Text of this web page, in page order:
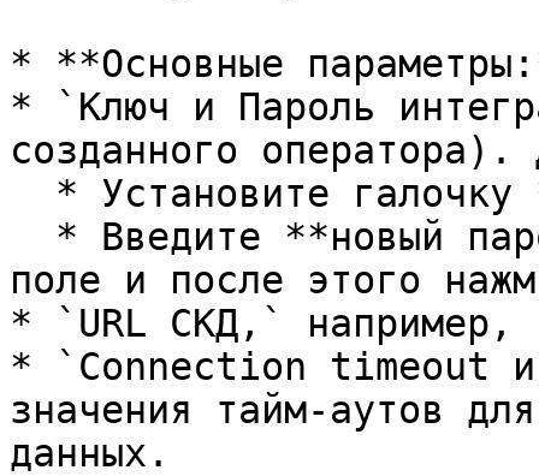
* **Основные
* `Ключ и Пароль
созданного
поле и после этого
* `URL СКД,`
* `Connection timeout
значения тайм-аутов
данных.